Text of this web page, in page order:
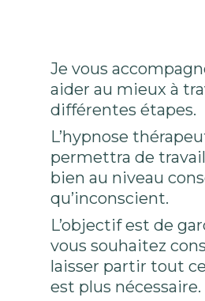
Je vous
aider au mieux à
différentes étapes.
L’hypnose
permettra de
bien au niveau
qu’inconscient.
L’objectif est de
vous souhaitez
laisser partir tout
est plus nécessaire.